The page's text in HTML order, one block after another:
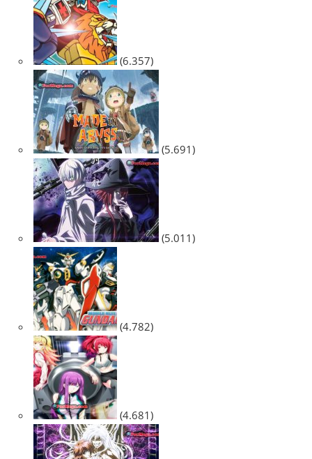
(6.357)
(5.691)
(5.011)
(4.782)
(4.681)